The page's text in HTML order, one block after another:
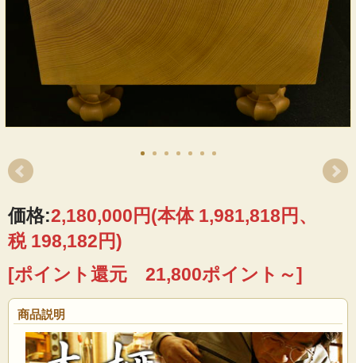
価格:2,180,000円(本体 1,981,818円、
税 198,182円)
[ポイント還元 21,800ポイント～]
商品説明